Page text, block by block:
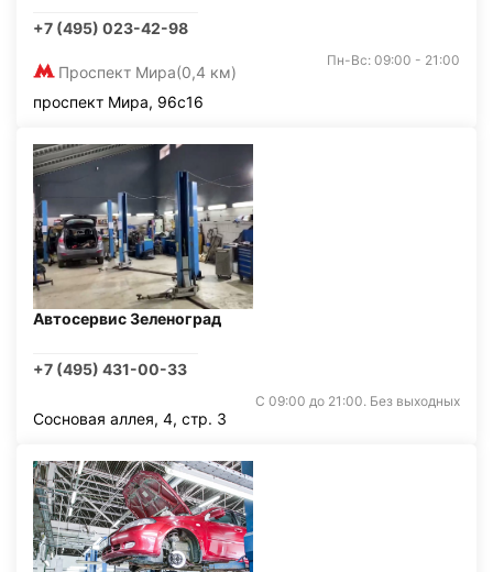
+7 (495) 023-42-98
Проспект Мира(0,4 км)
Пн-Вс: 09:00 - 21:00
проспект Мира, 96с16
Автосервис Зеленоград
+7 (495) 431-00-33
С 09:00 до 21:00. Без выходных
Сосновая аллея, 4, стр. 3